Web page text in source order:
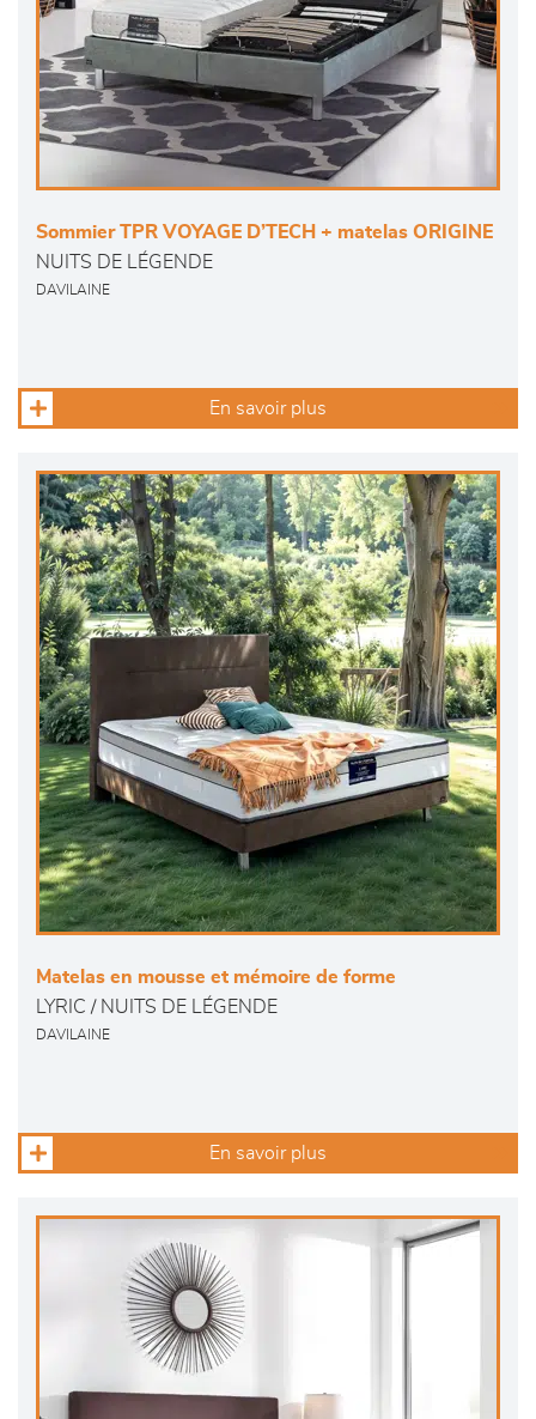
Sommier TPR VOYAGE D’TECH + matelas ORIGINE
NUITS DE LÉGENDE
DAVILAINE
En savoir plus
Matelas en mousse et mémoire de forme
LYRIC / NUITS DE LÉGENDE
DAVILAINE
En savoir plus